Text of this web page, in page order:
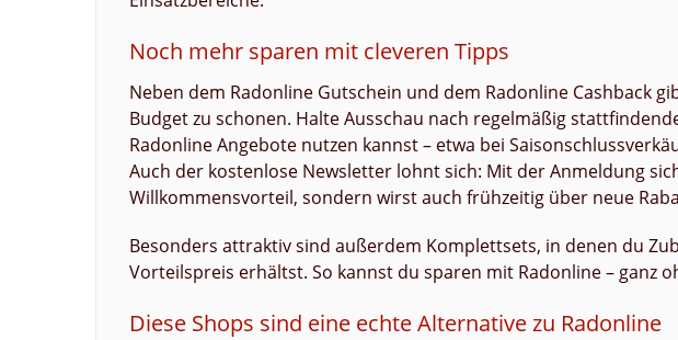
Noch mehr sparen mit cleveren Tipps
Neben dem Radonline Gutschein und dem Radonline Cashback
Budget zu schonen. Halte Ausschau nach regelmäßig
Radonline Angebote nutzen kannst – etwa bei
Auch der kostenlose Newsletter lohnt sich: Mit der Anmeldung
Willkommensvorteil, sondern wirst auch frühzeitig über neue
Besonders attraktiv sind außerdem Komplettsets, in denen du
Vorteilspreis erhältst. So kannst du sparen mit Radonline – ganz
Diese Shops sind eine echte Alternative zu Radonline